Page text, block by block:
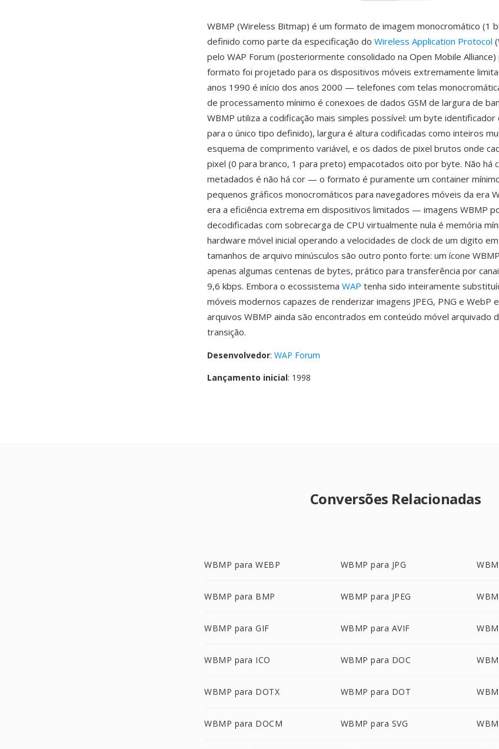
WBMP (Wireless Bitmap) é um formato de imagem monocromático (1
definido como parte da especificação do Wireless Application Protocol
pelo WAP Forum (posteriormente consolidado na Open Mobile
formato foi projetado para os dispositivos móveis extremamente
anos 1990 é início dos anos 2000 — telefones com telas
de processamento mínimo é conexoes de dados GSM de largura de
WBMP utiliza a codificação mais simples possível: um byte
para o único tipo definido), largura é altura codificadas como inteiros
esquema de comprimento variável, e os dados de pixel brutos onde
pixel (0 para branco, 1 para preto) empacotados oito por byte. Não há
metadados é não há cor — o formato é puramente um container
pequenos gráficos monocromáticos para navegadores móveis da era
era a eficiência extrema em dispositivos limitados — imagens WBMP
decodificadas com sobrecarga de CPU virtualmente nula é memória
hardware móvel inicial operando a velocidades de clock de um digito
tamanhos de arquivo minúsculos são outro ponto forte: um ícone
apenas algumas centenas de bytes, prático para transferência por
9,6 kbps. Embora o ecossistema WAP tenha sido inteiramente
móveis modernos capazes de renderizar imagens JPEG, PNG e WebP
arquivos WBMP ainda são encontrados em conteúdo móvel arquivado
transição.
Desenvolvedor: WAP Forum
Lançamento inicial: 1998
Conversões Relacionadas
WBMP para WEBP WBMP para JPG
WBMP para BMP WBMP para JPEG
WBMP para GIF WBMP para AVIF
WBMP para ICO WBMP para DOC
WBMP para DOTX WBMP para DOT
WBMP para DOCM WBMP para SVG